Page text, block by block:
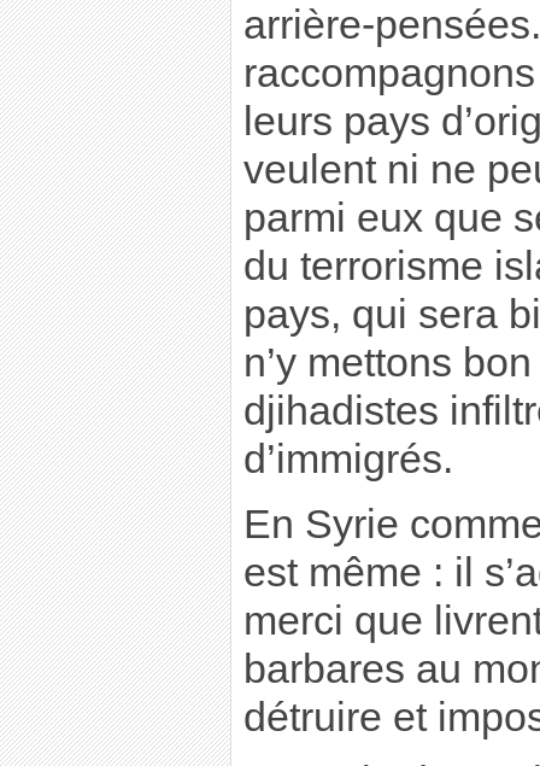
arrière-
leurs pays
veulent ni ne
parmi eux que
du terrorisme
pays, qui sera
n’y mettons
djihadistes
d’immigrés.
En Syrie
est même : il
merci que
barbares au
détruire et